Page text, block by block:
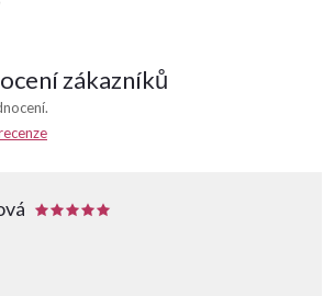
zákazníků